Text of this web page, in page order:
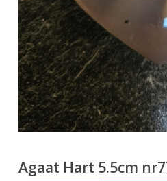
Agaat Hart 5.5cm